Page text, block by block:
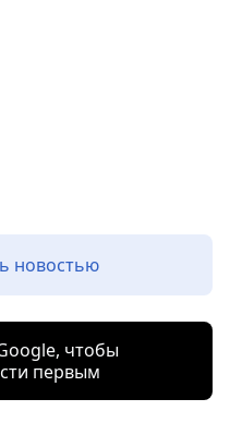
новостью
чтобы
первым